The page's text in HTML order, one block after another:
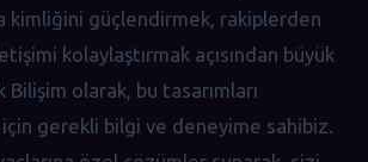
kimliğini güçlendirmek, rakiplerden
kolaylaştırmak açısından büyük
Bilişim olarak, bu tasarımları
gerekli bilgi ve deneyime sahibiz.